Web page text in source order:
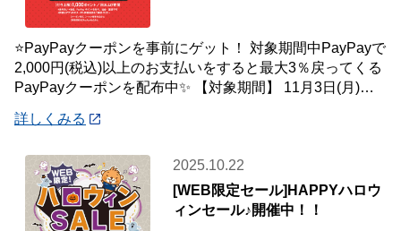
⭐PayPayクーポンを事前にゲット！ 対象期間中PayPayで
2,000円(税込)以上のお支払いをすると最大3％戻ってくる
PayPayクーポンを配布中✨ 【対象期間】 11月3日(月)～
詳しくみる
2025.10.22
[WEB限定セール]HAPPYハロウ
ィンセール♪開催中！！